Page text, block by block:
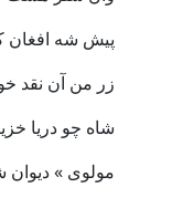
پیش شه افغان
زر من آن نقد
شاه چو دریا
مولوی » دیوان